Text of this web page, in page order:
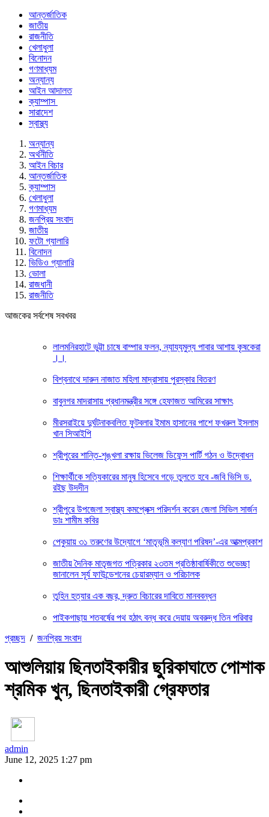
আন্তর্জাতিক
জাতীয়
রাজনীতি
খেলাধুলা
বিনোদন
গণমাধ্যম
অন্যান্য
আইন আদালত
ক্যাম্পাস
সারাদেশ
স্বাস্থ্য
অন্যান্য
অর্থনীতি
আইন বিচার
আন্তর্জাতিক
ক্যাম্পাস
খেলাধুলা
গণমাধ্যম
জনপ্রিয় সংবাদ
জাতীয়
ফটো গ্যালারি
বিনোদন
ভিডিও গ্যালারি
ভোলা
রাজধানী
রাজনীতি
আজকের সর্বশেষ সবখবর
লালমনিরহাটে ভুট্টা চাষে বাম্পার ফলন, ন্যায্যমুল্য পাবার আশায় কৃষকেরা
।।
বিশ্বনাথে দারুন নাজাত মহিলা মাদ্রাসায় পুরস্কার বিতরণ
বাবুনগর মাদরাসায় প্রধানমন্ত্রীর সঙ্গে হেফাজত আমিরের সাক্ষাৎ
মীরসরাইয়ে দুর্ঘটনাকবলিত ফুটবলার ইমাম হাসানের পাশে ফখরুল ইসলাম
খান সিআইপি
শ্রীপুরের শান্তি-শৃঙ্খলা রক্ষায় ভিলেজ ডিফেন্স পার্টি গঠন ও উদ্বোধন
শিক্ষার্থীকে সত্যিকারের মানুষ হিসেবে গড়ে তুলতে হবে -জবি ভিসি ড.
রইছ উদদীন
শ্রীপুরে উপজেলা স্বাস্থ্য কমপ্লেক্স পরিদর্শন করেন জেলা সিভিল সার্জন
ডাঃ শামীম কবির
পেকুয়ায় ৩১ তরুণের উদ্যোগে ‘মাতৃভূমি কল্যাণ পরিষদ’-এর আত্মপ্রকাশ
জাতীয় দৈনিক মাতৃজগত পত্রিকার ২৩তম প্রতিষ্ঠাবার্ষিকীতে শুভেচ্ছা
জানালেন সূর্য ফাউন্ডেশনের চেয়ারম্যান ও পরিচালক
তুহিন হত্যার এক বছর, দ্রুত বিচারের দাবিতে মানববন্ধন
পাইকগাছায় শতবর্ষের পথ হঠাৎ বন্ধ করে দেয়ায় অবরুদ্ধ তিন পরিবার
প্রচ্ছদ / জনপ্রিয় সংবাদ
আশুলিয়ায় ছিনতাইকারীর ছুরিকাঘাতে পোশাক
শ্রমিক খুন, ছিনতাইকারী গ্রেফতার
admin
June 12, 2025 1:27 pm